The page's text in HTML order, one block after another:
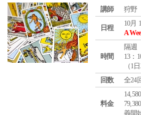
講師 狩野
日程
10月
A
時間
隔週
13：
（1
回数
全24
料金
義開